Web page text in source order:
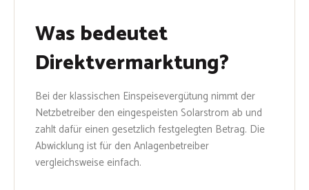
Was bedeutet
Direktvermarktung?
Bei der klassischen Einspeisevergütung nimmt der
Netzbetreiber den eingespeisten Solarstrom ab und
zahlt dafür einen gesetzlich festgelegten Betrag. Die
Abwicklung ist für den Anlagenbetreiber
vergleichsweise einfach.